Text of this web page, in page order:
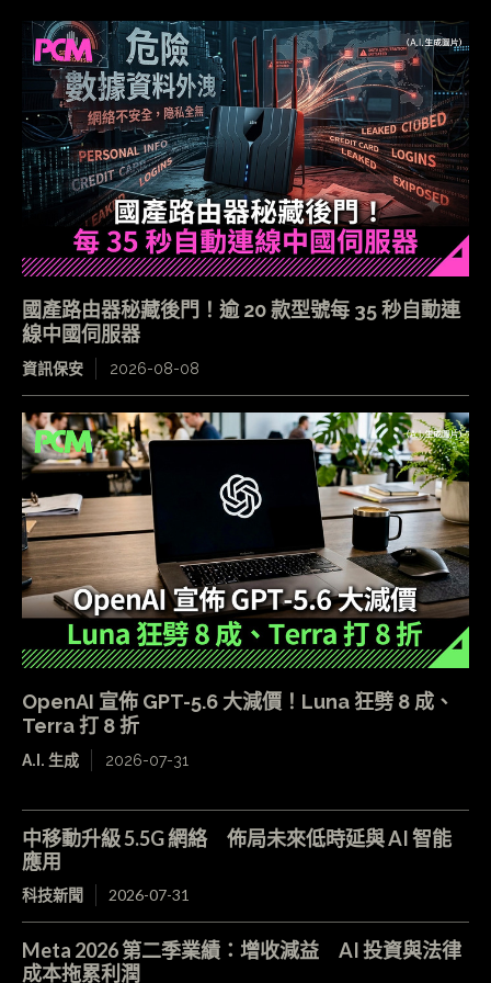
國產路由器秘藏後門！逾 20 款型號每 35 秒自動連
線中國伺服器
資訊保安 2026-08-08
OpenAI 宣佈 GPT-5.6 大減價！Luna 狂劈 8 成、
Terra 打 8 折
A.I. 生成 2026-07-31
中移動升級 5.5G 網絡 佈局未來低時延與 AI 智能
應用
科技新聞 2026-07-31
Meta 2026 第二季業績：增收減益 AI 投資與法律
成本拖累利潤